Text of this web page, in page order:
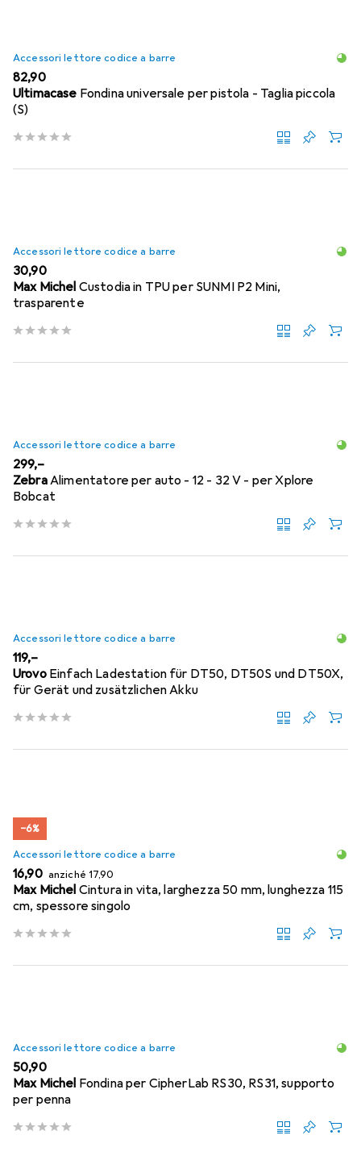
Accessori lettore codice a barre
EUR
82,90
Ultimacase Fondina universale per pistola - Taglia piccola
(S)
Accessori lettore codice a barre
EUR
30,90
Max Michel Custodia in TPU per SUNMI P2 Mini,
trasparente
Accessori lettore codice a barre
EUR
299,–
ZebraAlimentatore per auto - 12 - 32 V - per Xplore
Bobcat
Accessori lettore codice a barre
EUR
119,–
Urovo Einfach Ladestation für DT50, DT50S und DT50X,
für Gerät und zusätzlichen Akku
−6%
Accessori lettore codice a barre
EUR
16,90 anziché EUR
17,90
Max Michel Cintura in vita, larghezza 50 mm, lunghezza 115
cm, spessore singolo
Accessori lettore codice a barre
EUR
50,90
Max Michel Fondina per CipherLab RS30, RS31, supporto
per penna